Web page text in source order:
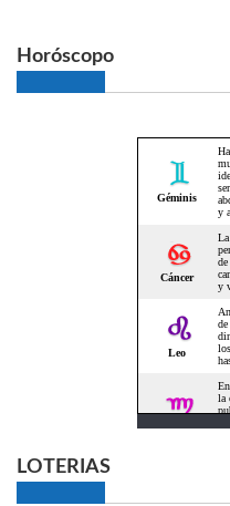
Horóscopo
LOTERIAS